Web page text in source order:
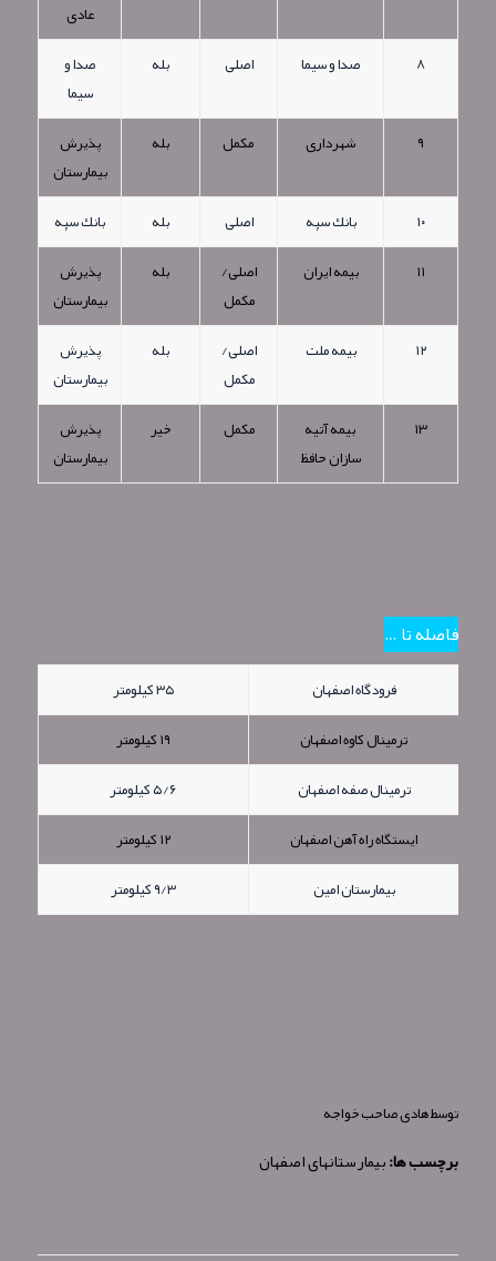
عادی
۸
صدا و سیما اصلی بله
صدا و
سیما
۹
شهرداری مکمل بله
پذيرش
بیمارستان
۱۰
بانك سپه اصلی بله
بانك سپه
۱۱
بیمه ايران
اصلی/
مکمل
بله
پذيرش
بیمارستان
۱۲
بیمه ملت
اصلی/
مکمل
بله
پذيرش
بیمارستان
۱۳
بیمه آتیه
سازان حافظ
مکمل خیر
پذيرش
بیمارستان
فاصله تا …
فرودگاه اصفهان
۳۵ کیلومتر
ترمینال کاوه اصفهان
۱۹ کیلومتر
ترمینال صفه اصفهان
۵/۶ کیلومتر
ایستگاه راه آهن اصفهان
۱۲ کیلومتر
بیمارستان امین
۹/۳ کیلومتر
توسطهادی صاحب خواجه
برچسب ها:بیمارستانهای اصفهان